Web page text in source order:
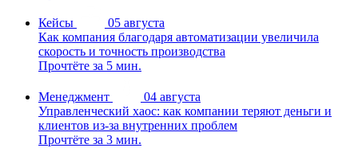
Кейсы
05 августа
Как компания благодаря автоматизации увеличила
скорость и точность производства
Прочтёте за 5 мин.
Менеджмент
04 августа
Управленческий хаос: как компании теряют деньги и
клиентов из-за внутренних проблем
Прочтёте за 3 мин.